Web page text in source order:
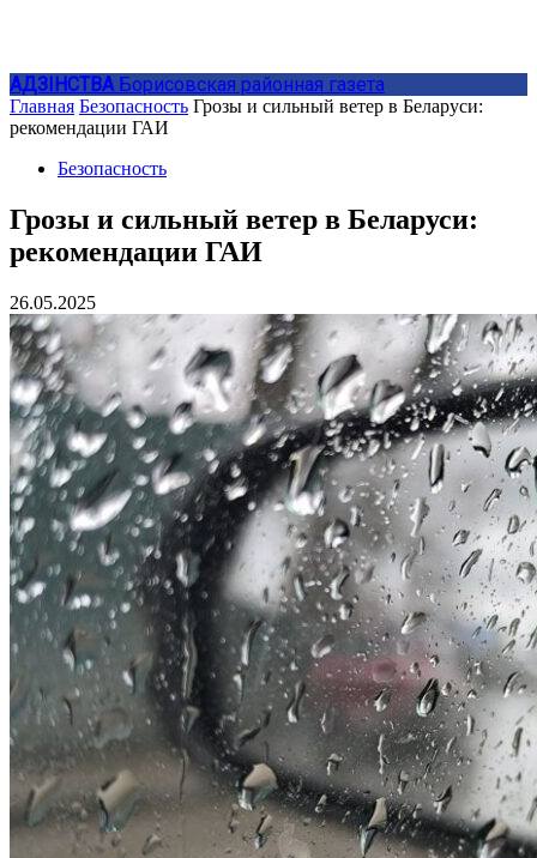
АДЗIНСТВА Борисовская районная газета
Главная Безопасность Грозы и сильный ветер в Беларуси:
рекомендации ГАИ
Безопасность
Грозы и сильный ветер в Беларуси:
рекомендации ГАИ
26.05.2025